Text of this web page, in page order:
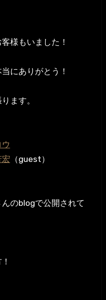
様もいました！
にありがとう！
ます。
宏 （guest）
のblogで公開されて